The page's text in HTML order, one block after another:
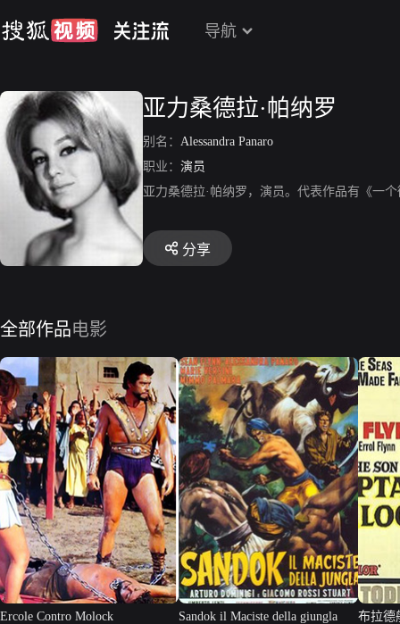
导航
亚力桑德拉·帕纳罗
别名： Alessandra Panaro
职业： 演员
亚力桑德拉·帕纳罗，演员。代表作品有《一
分享
全部作品电影
Ercole Contro Molock
Sandok il Maciste della giungla
布拉德